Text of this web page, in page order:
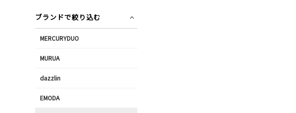
ブランドで絞り込む
MERCURYDUO
MURUA
dazzlin
EMODA